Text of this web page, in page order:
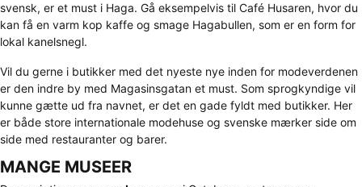
svensk, er et must i Haga. Gå eksempelvis til Café Husaren, hvor du
kan få en varm kop kaffe og smage Hagabullen, som er en form for
lokal kanelsnegl.
Vil du gerne i butikker med det nyeste nye inden for modeverdenen
er den indre by med Magasinsgatan et must. Som sprogkyndige vil
kunne gætte ud fra navnet, er det en gade fyldt med butikker. Her
er både store internationale modehuse og svenske mærker side om
side med restauranter og barer.
MANGE MUSEER